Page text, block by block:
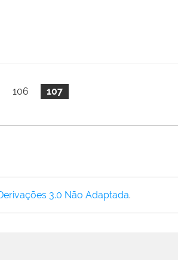
106 107
3.0 Não Adaptada.